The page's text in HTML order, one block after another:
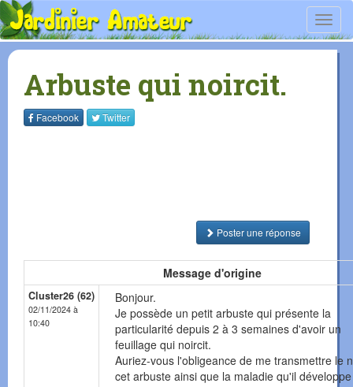
Arbuste qui noircit.
Facebook Twitter
Poster une réponse
Message d'origine
Cluster26 (62)
02/11/2024 à
10:40
Bonjour.
Je possède un petit arbuste qui présente la
particularité depuis 2 à 3 semaines d'avoir un
feuillage qui noircit.
Auriez-vous l'obligeance de me transmettre le
cet arbuste ainsi que la maladie qu'il